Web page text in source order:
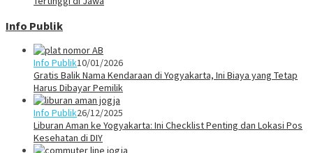
Info Publik
Info Publik10/01/2026
Gratis Balik Nama Kendaraan di Yogyakarta, Ini Biaya yang Tetap
Harus Dibayar Pemilik
Info Publik26/12/2025
Liburan Aman ke Yogyakarta: Ini Checklist Penting dan Lokasi Pos
Kesehatan di DIY